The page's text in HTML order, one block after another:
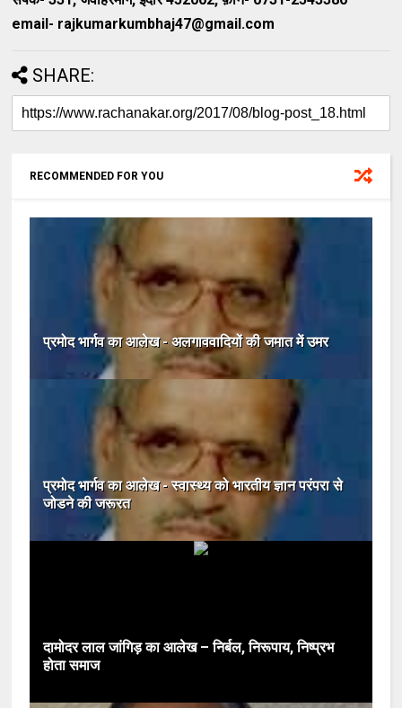
email- rajkumarkumbhaj47@gmail.com
SHARE:
RECOMMENDED FOR YOU
प्रमोद भार्गव का आलेख - अलगाववादियों की जमात में उमर
प्रमोद भार्गव का आलेख - स्‍वास्‍थ्‍य को भारतीय ज्ञान परंपरा से
जोडने की जरूरत
दामोदर लाल जांगिड़ का आलेख – निर्बल, निरूपाय, निष्प्रभ
होता समाज